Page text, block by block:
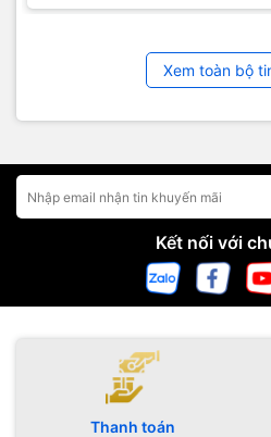
Xem toàn bộ
Kết nối với
Thanh toán